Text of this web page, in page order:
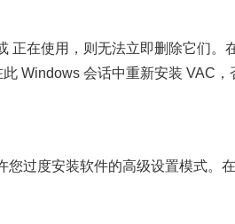
在使用，则无法立即删除它们。
Windows 会话中重新安装 VAC，
过度安装软件的高级设置模式。